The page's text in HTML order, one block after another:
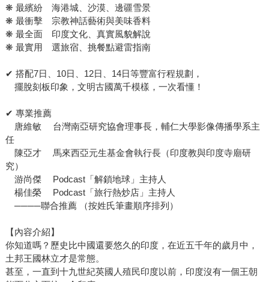
❋ 最繽紛 海港城、沙漠、邊疆雪景
❋ 最衝擊 宗教神話藝術與美味香料
❋ 最全面 印度文化、真實風貌解說
❋ 最實用 選旅宿、挑餐點避雷指南
✔ 搭配7日、10日、12日、14日等豐富行程規劃，
擺脫刻板印象，文明古國萬千模樣，一次看懂！
✔ 專業推薦
唐維敏 台灣南亞研究協會理事長，輔仁大學影像傳播學系主
任
陳亞才 馬來西亞元生基金會執行長（印度教與印度寺廟研
究）
游尚傑 Podcast「解鎖地球」主持人
楊佳榮 Podcast「旅行熱炒店」主持人
────聯合推薦 （按姓氏筆畫順序排列）
【內容介紹】
你知道嗎？歷史比中國還要悠久的印度，在近五千年的歲月中，
土邦王國林立才是常態。
甚至，一直到十九世紀英國人殖民印度以前，印度沒有一個王朝